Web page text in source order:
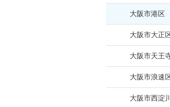
大阪市港区
大阪市大正
大阪市天王
大阪市浪速
大阪市西淀